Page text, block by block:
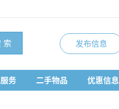
索 发布信息
务 二手物品 优惠信息